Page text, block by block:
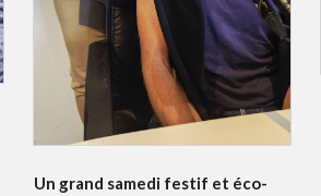
Un grand samedi festif et éco-